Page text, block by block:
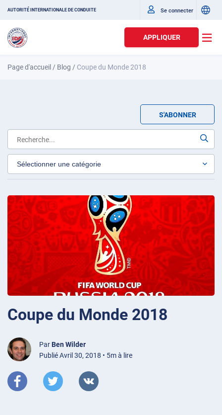
AUTORITÉ INTERNATIONALE DE CONDUITE Se connecter
APPLIQUER
Page d'accueil / Blog / Coupe du Monde 2018
S'ABONNER
Coupe du Monde 2018
Par Ben Wilder
Publié Avril 30, 2018 • 5m à lire